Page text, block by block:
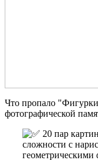
Что пропало
фотографической
20 пар
сложности с
геометрическими